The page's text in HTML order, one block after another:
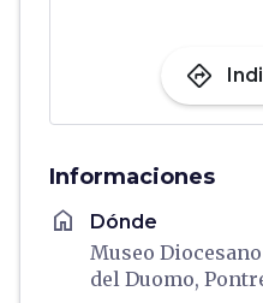
directions
Informaciones
home Dónde
Museo
del Duomo,